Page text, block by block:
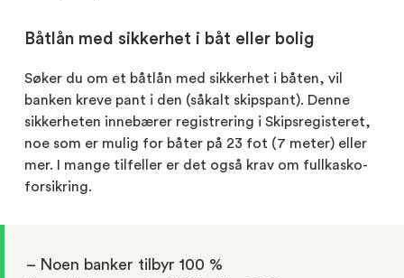
Båtlån med sikkerhet i båt eller bolig
Søker du om et båtlån med sikkerhet i båten, vil
banken kreve pant i den (såkalt skipspant). Denne
sikkerheten innebærer registrering i Skipsregisteret,
noe som er mulig for båter på 23 fot (7 meter) eller
mer. I mange tilfeller er det også krav om fullkasko-
forsikring.
– Noen banker tilbyr 100 %